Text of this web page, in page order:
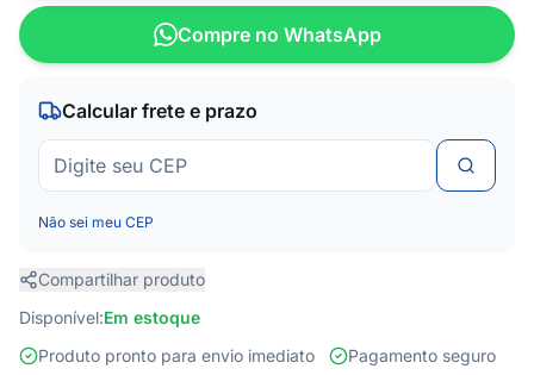
Compre no WhatsApp
Calcular frete e prazo
Não sei meu CEP
Compartilhar produto
Disponível:Em estoque
Produto pronto para envio imediato
Pagamento seguro